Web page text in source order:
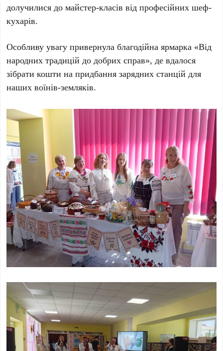
долучилися до майстер-класів від професійних шеф-
кухарів.
Особливу увагу привернула благодійна ярмарка «Від
народних традицій до добрих справ», де вдалося
зібрати кошти на придбання зарядних станцій для
наших воїнів-земляків.